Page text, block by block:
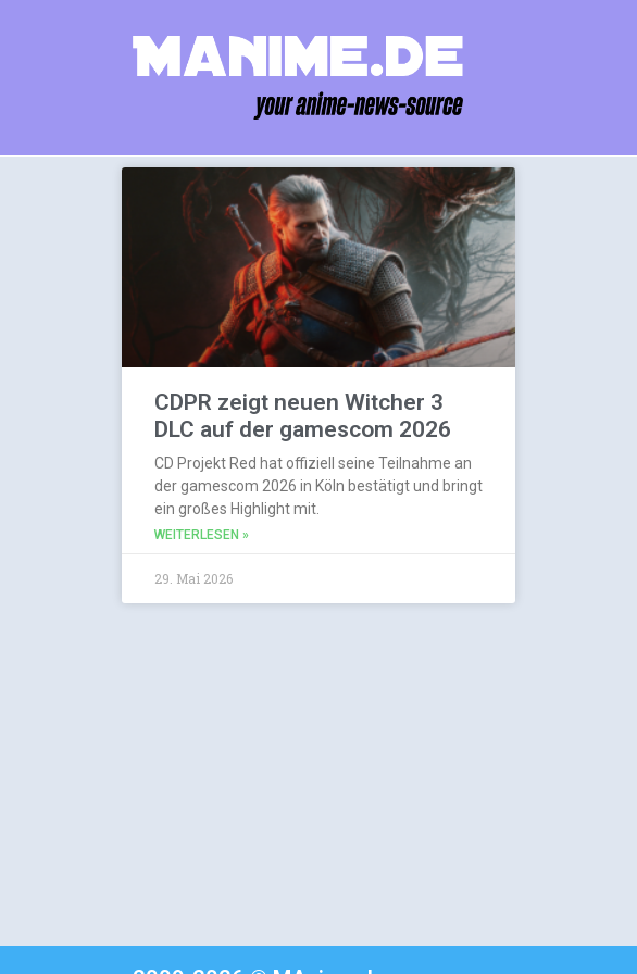
CDPR zeigt neuen Witcher 3
DLC auf der gamescom 2026
CD Projekt Red hat offiziell seine Teilnahme an
der gamescom 2026 in Köln bestätigt und bringt
ein großes Highlight mit.
WEITERLESEN »
29. Mai 2026